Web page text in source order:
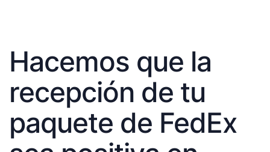
Hacemos que la
recepción de tu
paquete de FedEx